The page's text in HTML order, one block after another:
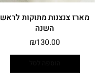
מארז צנצנות מתוקות לראש
השנה
₪130.00